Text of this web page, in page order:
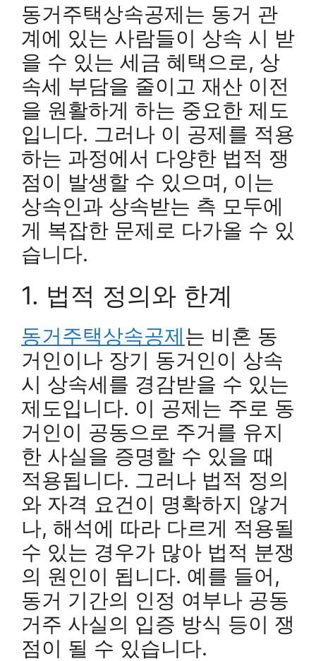
동거주택상속공제는 동거 관
계에 있는 사람들이 상속 시 받
을 수 있는 세금 혜택으로, 상
속세 부담을 줄이고 재산 이전
을 원활하게 하는 중요한 제도
입니다. 그러나 이 공제를 적용
하는 과정에서 다양한 법적 쟁
점이 발생할 수 있으며, 이는
상속인과 상속받는 측 모두에
게 복잡한 문제로 다가올 수 있
습니다.
1. 법적 정의와 한계
동거주택상속공제는 비혼 동
거인이나 장기 동거인이 상속
시 상속세를 경감받을 수 있는
제도입니다. 이 공제는 주로 동
거인이 공동으로 주거를 유지
한 사실을 증명할 수 있을 때
적용됩니다. 그러나 법적 정의
와 자격 요건이 명확하지 않거
나, 해석에 따라 다르게 적용될
수 있는 경우가 많아 법적 분쟁
의 원인이 됩니다. 예를 들어,
동거 기간의 인정 여부나 공동
거주 사실의 입증 방식 등이 쟁
점이 될 수 있습니다.